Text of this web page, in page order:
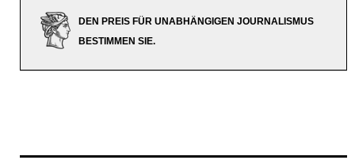
DEN PREIS FÜR UNABHÄNGIGEN JOURNALISMUS
BESTIMMEN SIE.